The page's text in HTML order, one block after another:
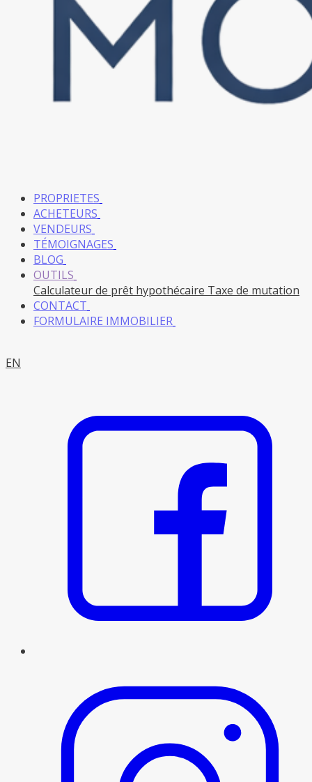
PROPRIETES
ACHETEURS
VENDEURS
TÉMOIGNAGES
BLOG
OUTILS
Calculateur de prêt hypothécaire Taxe de mutation
CONTACT
FORMULAIRE IMMOBILIER
EN